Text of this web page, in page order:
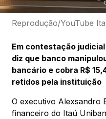
Reprodução/YouTube
Em contestação
diz que banco
bancário e cobra R$
retidos pela instituição
O executivo Alexsandro
financeiro do Itaú